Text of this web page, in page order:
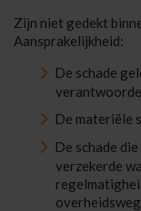
Zijn niet gedekt
Aansprakelijkheid:
De schade
De materiële
De schade
verzekerde